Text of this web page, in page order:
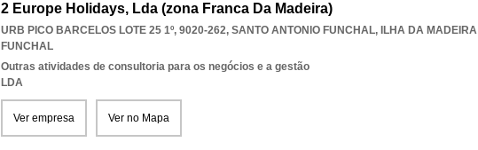
2 Europe Holidays, Lda (zona Franca Da Madeira)
URB PICO BARCELOS LOTE 25 1º, 9020-262, SANTO ANTONIO FUNCHAL, ILHA DA MADEIRA
FUNCHAL
Outras atividades de consultoria para os negócios e a gestão
LDA
Ver empresa Ver no Mapa